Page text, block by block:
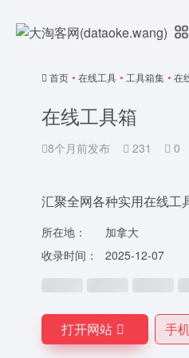
首页 • 在线工具 • 工具箱集 • 在
在线工具箱
8个月前发布 231 0
汇聚全网各种实用在线工
所在地：
加拿大
收录时间：
2025-12-07
打开网站 手